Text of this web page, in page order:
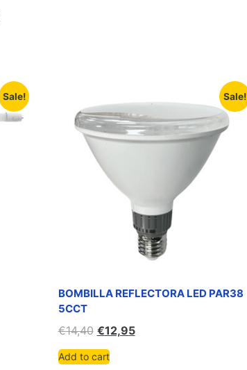
Sale! Sale!
BOMBILLA REFLECTORA LED PAR38
5CCT
€14,40 €12,95
Add to cart